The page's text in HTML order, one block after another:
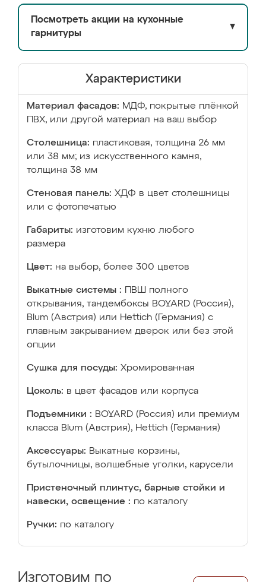
Посмотреть акции на кухонные
гарнитуры
▼
Характеристики
Материал фасадов: МДФ, покрытые плёнкой
ПВХ, или другой материал на ваш выбор
Столешница: пластиковая, толщина 26 мм
или 38 мм; из искусственного камня,
толщина 38 мм
Стеновая панель: ХДФ в цвет столешницы
или с фотопечатью
Габариты: изготовим кухню любого
размера
Цвет: на выбор, более 300 цветов
Выкатные системы :
ПВШ полного
открывания, тандембоксы BOYARD (Россия),
Blum (Австрия) или Hettich (Германия) с
плавным закрыванием дверок или без этой
опции
Сушка для посуды: Хромированная
Цоколь: в цвет фасадов или корпуса
Подъемники : BOYARD (Россия) или премиум
класса Blum (Австрия), Hettich (Германия)
Аксессуары: Выкатные корзины,
бутылочницы, волшебные уголки, карусели
Пристеночный плинтус, барные стойки и
навески, освещение : по каталогу
Ручки: по каталогу
Изготовим по